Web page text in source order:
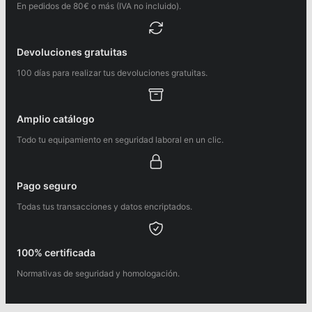
En pedidos de 80€ o más (IVA no incluido).
Devoluciones gratuitas
100 días para realizar tus devoluciones gratuitas.
Amplio catálogo
Todo tu equipamiento en seguridad laboral en un clic.
Pago seguro
Todas tus transacciones y datos encriptados.
100% certificada
Normativas de seguridad y homologación.